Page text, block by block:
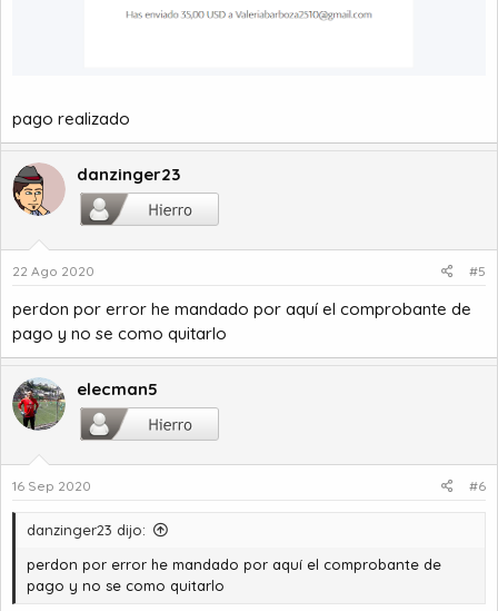
pago realizado
danzinger23
22 Ago 2020 #5
perdon por error he mandado por aquí el comprobante de
pago y no se como quitarlo
elecman5
16 Sep 2020 #6
danzinger23 dijo:
perdon por error he mandado por aquí el comprobante de
pago y no se como quitarlo